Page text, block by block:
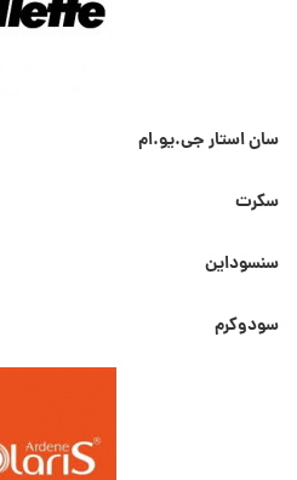
سان استار جی.یو.ام
سکرت
سنسوداین
سودوکرم